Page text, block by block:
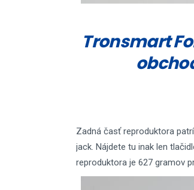
Tronsmart
Zadná časť reproduktora
jack. Nájdete tu inak len
reproduktora je 627 gramov